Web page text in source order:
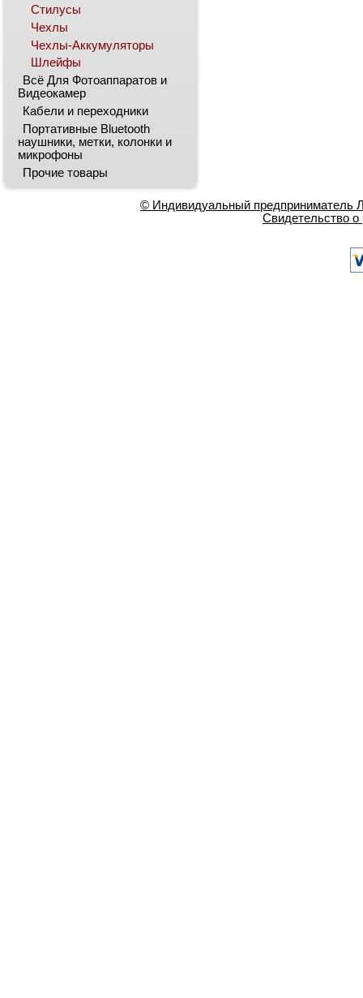
Стилусы
Чехлы
Чехлы-Аккумуляторы
Шлейфы
Всё Для Фотоаппаратов и
Видеокамер
Кабели и переходники
Портативные Bluetooth
наушники, метки, колонки и
микрофоны
Прочие товары
© Индивидуальный предприниматель
Свидетельство